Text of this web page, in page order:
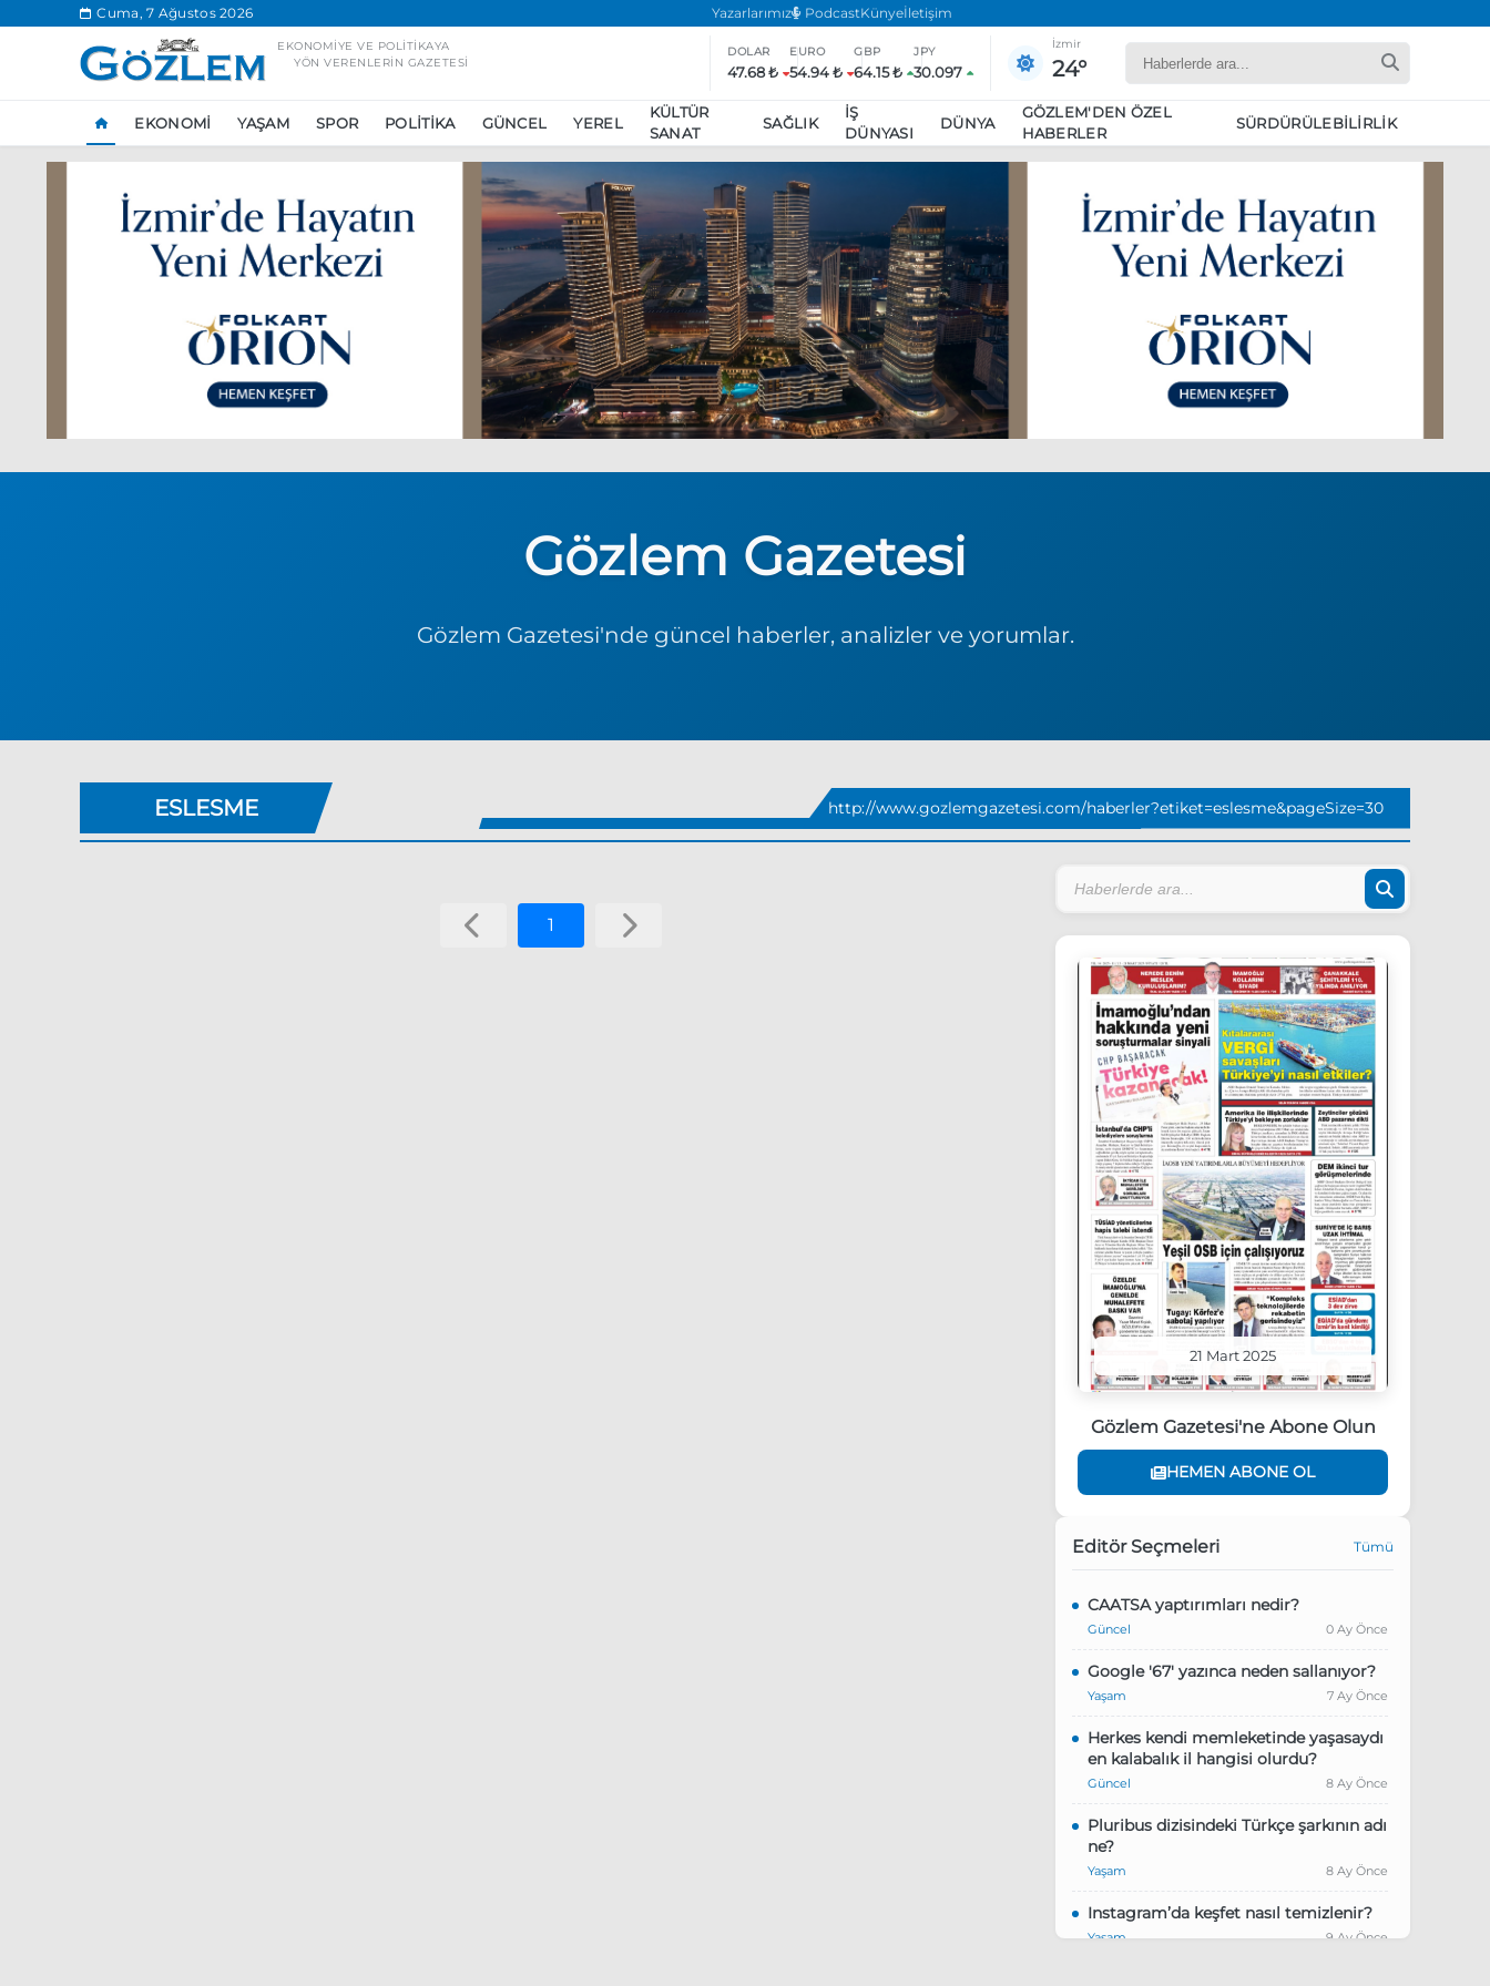
Cuma, 7 Ağustos 2026 Yazarlarımız PodcastKünyeİletişim
EKONOMIYE VE POLITIKAYA
YÖN VERENLERIN GAZETESI
DOLAR
47.68 ₺
EURO
54.94 ₺
GBP
64.15 ₺
JPY
30.097
İzmir
24°
EKONOMI YAŞAM SPOR POLITIKA GÜNCEL YEREL
KÜLTÜR
SANAT
SAĞLIK
İŞ
DÜNYASI
DÜNYA
GÖZLEM'DEN ÖZEL
HABERLER
SÜRDÜRÜLEBILIRLIK
Ankara’da eylem yasağı uzatıldı
Özgür Özel, Ekrem İmamoğlu’nu ziyaret edecek
Ünlü çift bir etkinliğe daha katılmama kararı aldı
Boykot
Gözlem Gazetesi
Gözlem Gazetesi'nde güncel haberler, analizler ve yorumlar.
ESLESME http://www.gozlemgazetesi.com/haberler?etiket=eslesme&pageSize=30
1
21 Mart 2025
Gözlem Gazetesi'ne Abone Olun
HEMEN ABONE OL
Editör Seçmeleri Tümü
CAATSA yaptırımları nedir?
Güncel 0 Ay Önce
Google '67' yazınca neden sallanıyor?
Yaşam 7 Ay Önce
Herkes kendi memleketinde yaşasaydı
en kalabalık il hangisi olurdu?
Güncel 8 Ay Önce
Pluribus dizisindeki Türkçe şarkının adı
ne?
Yaşam 8 Ay Önce
Instagram’da keşfet nasıl temizlenir?
Yaşam 9 Ay Önce